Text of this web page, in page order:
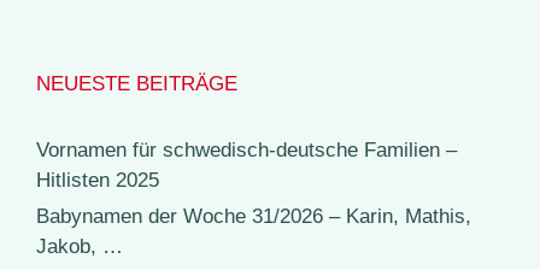
NEUESTE BEITRÄGE
Vornamen für schwedisch-deutsche Familien –
Hitlisten 2025
Babynamen der Woche 31/2026 – Karin, Mathis,
Jakob, …